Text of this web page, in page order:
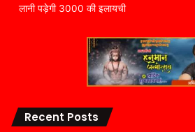
लानी पड़ेगी 3000 की इलायची
Recent Posts